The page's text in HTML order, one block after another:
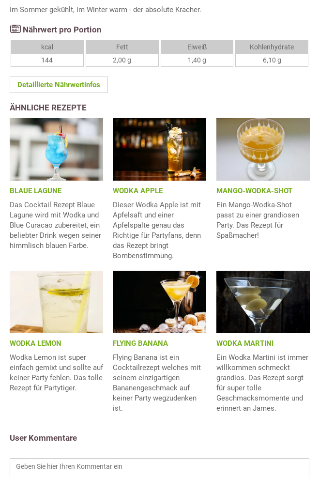
Im Sommer gekühlt, im Winter warm - der absolute Kracher.
Nährwert pro Portion
kcal
144
Fett
2,00 g
Eiweiß
1,40 g
Kohlenhydrate
6,10 g
Detaillierte Nährwertinfos
ÄHNLICHE REZEPTE
BLAUE LAGUNE
Das Cocktail Rezept Blaue
Lagune wird mit Wodka und
Blue Curacao zubereitet, ein
beliebter Drink wegen seiner
himmlisch blauen Farbe.
WODKA APPLE
Dieser Wodka Apple ist mit
Apfelsaft und einer
Apfelspalte genau das
Richtige für Partyfans, denn
das Rezept bringt
Bombenstimmung.
MANGO-WODKA-SHOT
Ein Mango-Wodka-Shot
passt zu einer grandiosen
Party. Das Rezept für
Spaßmacher!
WODKA LEMON
Wodka Lemon ist super
einfach gemixt und sollte auf
keiner Party fehlen. Das tolle
Rezept für Partytiger.
FLYING BANANA
Flying Banana ist ein
Cocktailrezept welches mit
seinem einzigartigen
Bananengeschmack auf
keiner Party wegzudenken
ist.
WODKA MARTINI
Ein Wodka Martini ist immer
willkommen schmeckt
grandios. Das Rezept sorgt
für super tolle
Geschmacksmomente und
erinnert an James.
User Kommentare